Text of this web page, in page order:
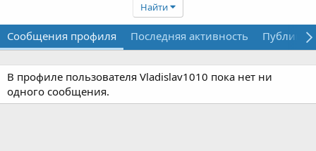
Найти
Сообщения профиля Последняя активность
В профиле пользователя Vladislav1010 пока нет ни
одного сообщения.